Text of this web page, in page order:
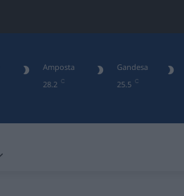
28.2 C
Amposta
25.5 C
Gandesa